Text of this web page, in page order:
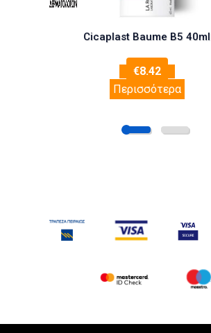
Cicaplast Baume B5 40ml
€8.42
Περισσότερα